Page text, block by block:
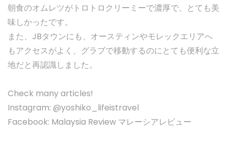
朝食のオムレツがトロトロクリーミーで濃厚で、とても美
味しかったです。
また、JBタウンにも、オースティンやモレックエリアへ
もアクセスがよく、グラブで移動するのにとても便利な立
地だと再認識しました。
Check many articles!
Instagram: @yoshiko_lifeistravel
Facebook: Malaysia Review マレーシアレビュー